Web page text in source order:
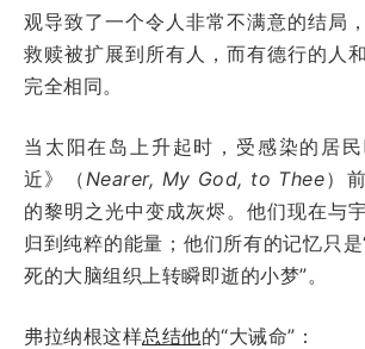
观导致了一个令人非常不满意的结局
救赎被扩展到所有人，而有德行的人
完全相同。
当太阳在岛上升起时，受感染的居
近》（ Nearer, My God, to Thee）
的黎明之光中变成灰烬。他们现在与
归到纯粹的能量；他们所有的记忆只
死的大脑组织上转瞬即逝的小梦”。
弗拉纳根这样总结他的“大诫命”：